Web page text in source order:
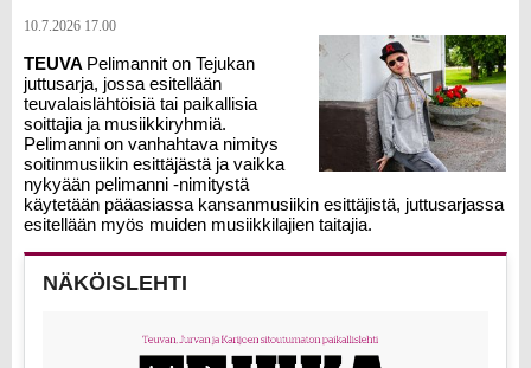
10.7.2026 17.00
TEUVA Pelimannit on Tejukan
juttusarja, jossa esitellään
teuvalaislähtöisiä tai paikallisia
soittajia ja musiikkiryhmiä.
Pelimanni on vanhahtava nimitys
soitinmusiikin esittäjästä ja vaikka
nykyään pelimanni -nimitystä
käytetään pääasiassa kansanmusiikin esittäjistä, juttusarjassa
esitellään myös muiden musiikkilajien taitajia.
NÄKÖISLEHTI